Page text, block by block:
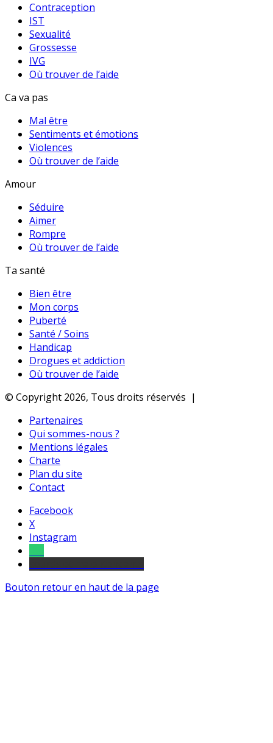
Contraception
IST
Sexualité
Grossesse
IVG
Où trouver de l’aide
Ca va pas
Mal être
Sentiments et émotions
Violences
Où trouver de l’aide
Amour
Séduire
Aimer
Rompre
Où trouver de l’aide
Ta santé
Bien être
Mon corps
Puberté
Santé / Soins
Handicap
Drogues et addiction
Où trouver de l’aide
© Copyright 2026, Tous droits réservés |
Partenaires
Qui sommes-nous ?
Mentions légales
Charte
Plan du site
Contact
Facebook
X
Instagram
Bouton retour en haut de la page